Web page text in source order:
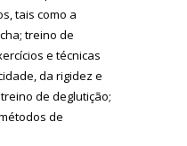
tais como a
treino de
e técnicas
da rigidez e
de deglutição;
de